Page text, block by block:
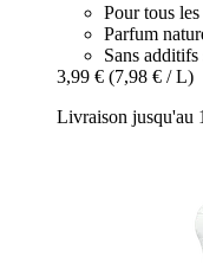
Pour tous
Parfum
Sans
3,99 € (7,98 € / L)
Livraison jusqu'au